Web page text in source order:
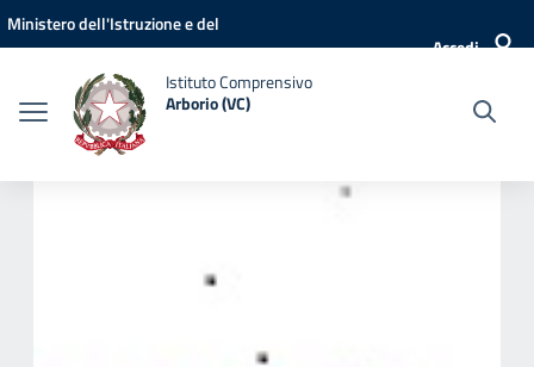
Vai ai contenuti
Vai al menu di navigazione
Vai al footer
Ministero dell'Istruzione e del
Accedi
Istituto Comprensivo
Arborio (VC)